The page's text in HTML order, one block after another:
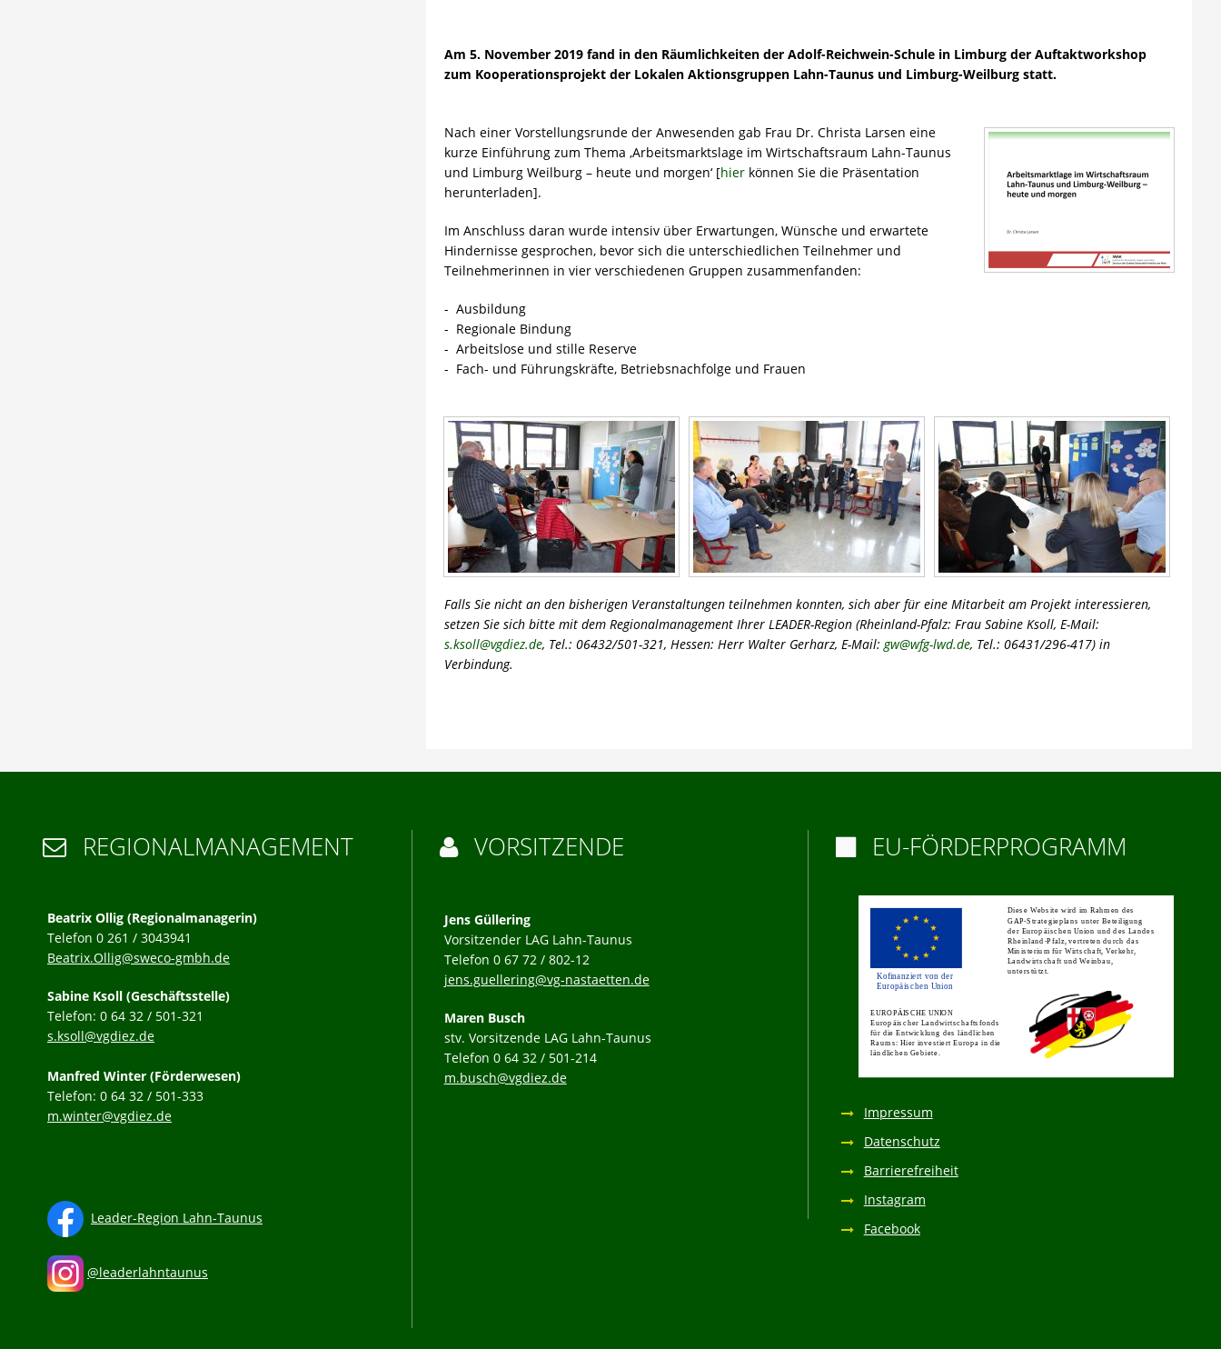
Am 5. November 2019 fand in den Räumlichkeiten der Adolf-Reichwein-Schule in Limburg der Auftaktworkshop
zum Kooperationsprojekt der Lokalen Aktionsgruppen Lahn-Taunus und Limburg-Weilburg statt.
Nach einer Vorstellungsrunde der Anwesenden gab Frau Dr. Christa Larsen eine
kurze Einführung zum Thema ‚Arbeitsmarktslage im Wirtschaftsraum Lahn-Taunus
und Limburg Weilburg – heute und morgen‘ [hier können Sie die Präsentation
herunterladen].
Im Anschluss daran wurde intensiv über Erwartungen, Wünsche und erwartete
Hindernisse gesprochen, bevor sich die unterschiedlichen Teilnehmer und
Teilnehmerinnen in vier verschiedenen Gruppen zusammenfanden:
- Ausbildung
- Regionale Bindung
- Arbeitslose und stille Reserve
- Fach- und Führungskräfte, Betriebsnachfolge und Frauen
Falls Sie nicht an den bisherigen Veranstaltungen teilnehmen konnten, sich aber für eine Mitarbeit am Projekt interessieren,
setzen Sie sich bitte mit dem Regionalmanagement Ihrer LEADER-Region (Rheinland-Pfalz: Frau Sabine Ksoll, E-Mail:
s.ksoll@vgdiez.de, Tel.: 06432/501-321, Hessen: Herr Walter Gerharz, E-Mail: gw@wfg-lwd.de, Tel.: 06431/296-417) in
Verbindung.
 REGIONALMANAGEMENT
Beatrix Ollig (Regionalmanagerin)
Telefon 0 261 / 3043941
Beatrix.Ollig@sweco-gmbh.de
Sabine Ksoll (Geschäftsstelle)
Telefon: 0 64 32 / 501-321
s.ksoll@vgdiez.de
Manfred Winter (Förderwesen)
Telefon: 0 64 32 / 501-333
m.winter@vgdiez.de
Leader-Region Lahn-Taunus
@leaderlahntaunus
 VORSITZENDE
Jens Güllering
Vorsitzender LAG Lahn-Taunus
Telefon 0 67 72 / 802-12
jens.guellering@vg-nastaetten.de
Maren Busch
stv. Vorsitzende LAG Lahn-Taunus
Telefon 0 64 32 / 501-214
m.busch@vgdiez.de
EU-FÖRDERPROGRAMM
Impressum
Datenschutz
Barrierefreiheit
Instagram
Facebook